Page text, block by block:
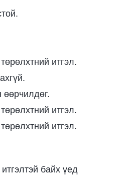
итгэл.
өөрчилдөг.
итгэл.
итгэл.
байх үед